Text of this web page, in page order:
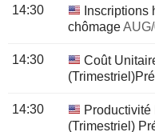
14:30
Inscriptions
chômage
14:30
Coût
(Trimestriel)Prél
14:30
(Trimestriel)